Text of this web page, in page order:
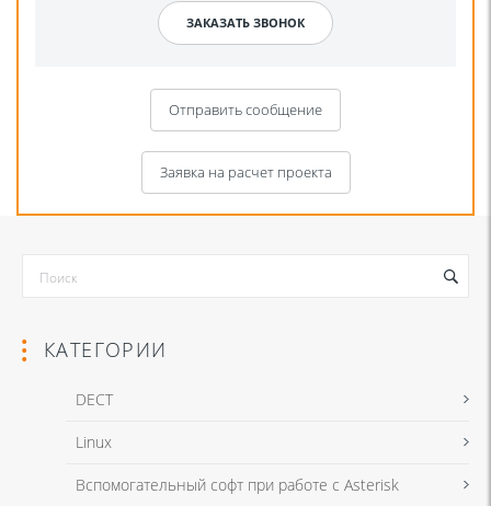
Отправить сообщение
Я даю согласие на обработку моих персональных данных для связи
в соответствии с Политикой в отношении обработки персональных
Заявка на расчет проекта
КАТЕГОРИИ
DECT
Linux
Вспомогательный софт при работе с Asterisk